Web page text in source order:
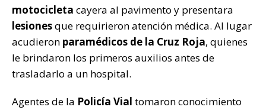
motocicleta cayera al pavimento y presentara
lesionesque requirieron atención médica. Al lugar
acudieron paramédicos de la Cruz Roja, quienes
le brindaron los primeros auxilios antes de
trasladarlo a un hospital.
Agentes de la Policía Vial tomaron conocimiento